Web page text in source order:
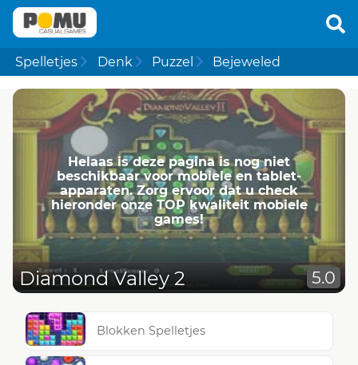
Spelletjes Denk Puzzel Bejeweled
Helaas is deze pagina is nog niet
beschikbaar voor mobiele en tablet-
apparaten. Zorg ervoor dat u check
hieronder onze TOP kwaliteit mobiele
games!
Diamond Valley 2 5.0
Blokken Spelletjes